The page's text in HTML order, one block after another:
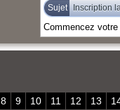
Sujet Inscription
8 9 10 11 12 13